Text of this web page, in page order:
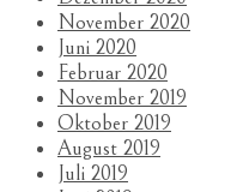
November 2020
Juni 2020
Februar 2020
November 2019
Oktober 2019
August 2019
Juli 2019